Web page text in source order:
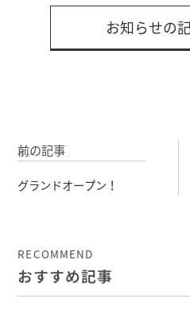
お知らせの
前の記事
グランドオープン！
RECOMMEND
おすすめ記事